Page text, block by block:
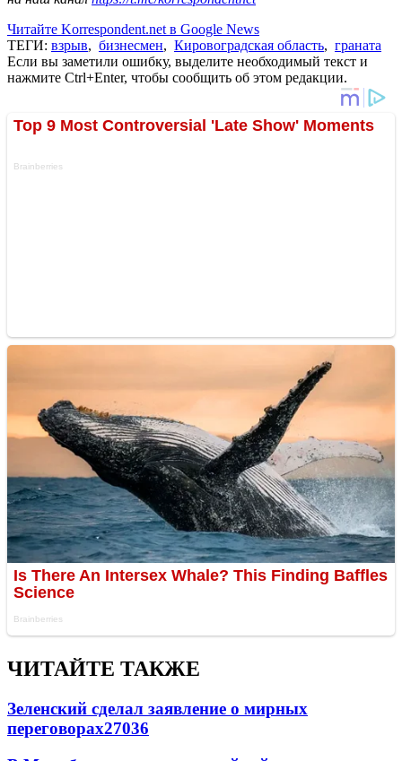
Читайте Korrespondent.net в Google News
ТЕГИ: взрыв, бизнесмен, Кировоградская область, граната
Если вы заметили ошибку, выделите необходимый текст и
нажмите Ctrl+Enter, чтобы сообщить об этом редакции.
ЧИТАЙТЕ ТАКЖЕ
Зеленский сделал заявление о мирных
переговорах27036